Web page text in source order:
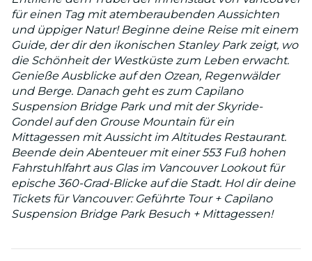
für einen Tag mit atemberaubenden Aussichten
und üppiger Natur! Beginne deine Reise mit einem
Guide, der dir den ikonischen Stanley Park zeigt, wo
die Schönheit der Westküste zum Leben erwacht.
Genieße Ausblicke auf den Ozean, Regenwälder
und Berge. Danach geht es zum Capilano
Suspension Bridge Park und mit der Skyride-
Gondel auf den Grouse Mountain für ein
Mittagessen mit Aussicht im Altitudes Restaurant.
Beende dein Abenteuer mit einer 553 Fuß hohen
Fahrstuhlfahrt aus Glas im Vancouver Lookout für
epische 360-Grad-Blicke auf die Stadt. Hol dir deine
Tickets für Vancouver: Geführte Tour + Capilano
Suspension Bridge Park Besuch + Mittagessen!